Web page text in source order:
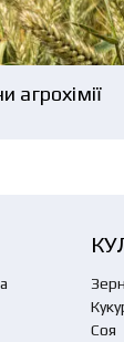
агрохімії
Соя